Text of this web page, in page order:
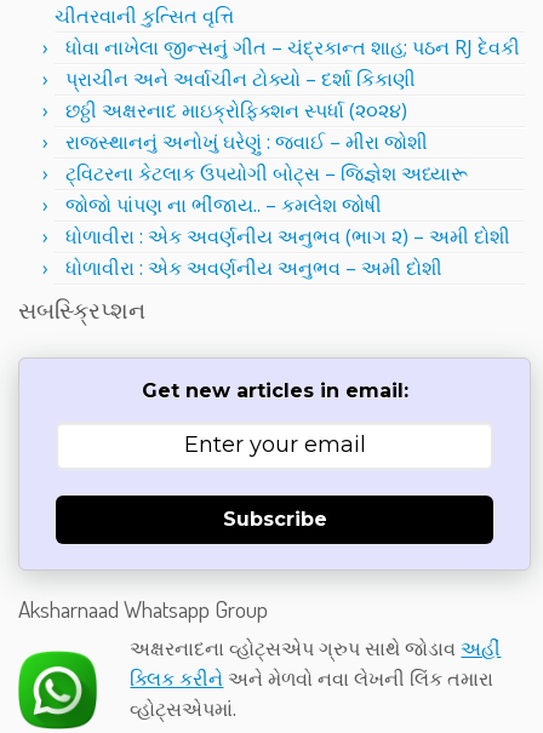
ચીતરવાની કુત્સિત વૃત્તિ
ધોવા નાખેલા જીન્સનું ગીત – ચંદ્રકાન્ત શાહ; પઠન RJ દેવકી
પ્રાચીન અને અર્વાચીન ટોક્યો – દર્શા કિકાણી
છઠ્ઠી અક્ષરનાદ માઇક્રોફિક્શન સ્પર્ધા (૨૦૨૪)
રાજસ્થાનનું અનોખું ઘરેણું : જવાઈ – મીરા જોશી
ટ્વિટરના કેટલાક ઉપયોગી બોટ્સ – જિજ્ઞેશ અધ્યારૂ
જોજો પાંપણ ના ભીંજાય.. – કમલેશ જોષી
ધોળાવીરા : એક અવર્ણનીય અનુભવ (ભાગ ૨) – અમી દોશી
ધોળાવીરા : એક અવર્ણનીય અનુભવ – અમી દોશી
સબસ્ક્રિપ્શન
Get new articles in email:
Subscribe
Aksharnaad Whatsapp Group
અક્ષરનાદના વ્હોટ્સએપ ગ્રુપ સાથે જોડાવઅહીં
ક્લિક કરીને અને મેળવો નવા લેખની લિંક તમારા
વ્હોટ્સએપમાં.